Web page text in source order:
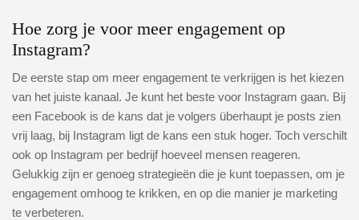
Hoe zorg je voor meer engagement op
Instagram?
De eerste stap om meer engagement te verkrijgen is het kiezen
van het juiste kanaal. Je kunt het beste voor Instagram gaan. Bij
een Facebook is de kans dat je volgers überhaupt je posts zien
vrij laag, bij Instagram ligt de kans een stuk hoger. Toch verschilt
ook op Instagram per bedrijf hoeveel mensen reageren.
Gelukkig zijn er genoeg strategieën die je kunt toepassen, om je
engagement omhoog te krikken, en op die manier je marketing
te verbeteren.